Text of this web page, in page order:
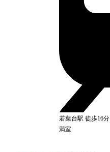
若葉台駅 徒歩16分
満室